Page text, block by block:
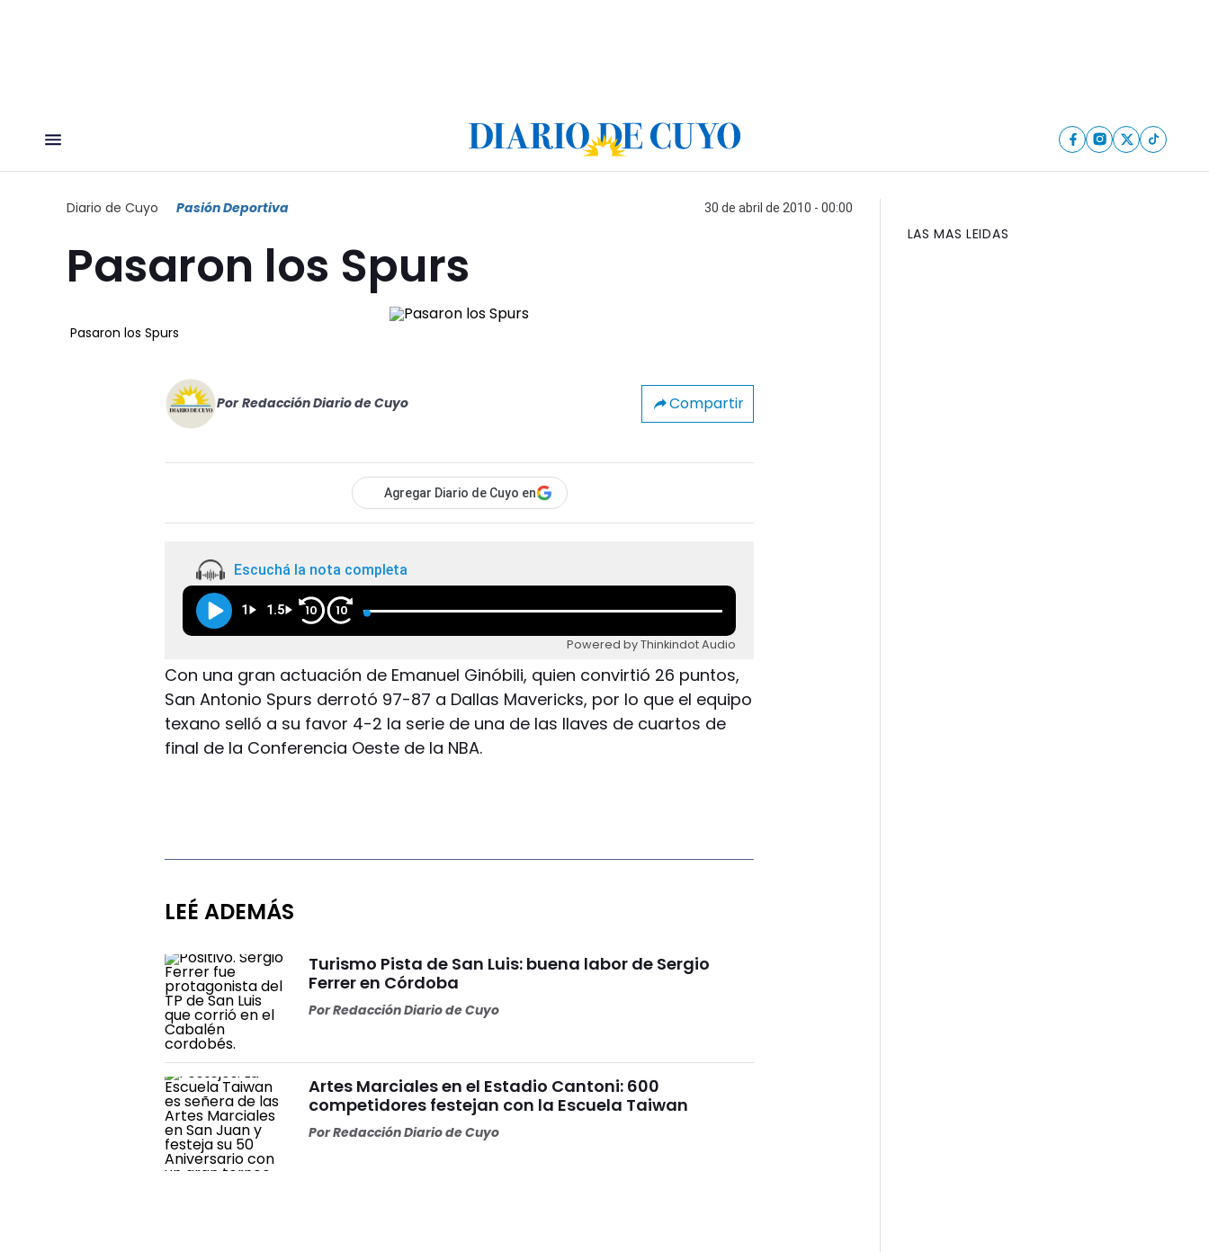
Diario de Cuyo Pasión Deportiva 30 de abril de 2010 - 00:00
Pasaron los Spurs
Pasaron los Spurs
Por Redacción Diario de Cuyo Compartir
Agregar Diario de Cuyo en
Escuchá la nota completa
1 1.5 10 10
Powered by Thinkindot Audio
Con una gran actuación de Emanuel Ginóbili, quien convirtió 26 puntos,
San Antonio Spurs derrotó 97-87 a Dallas Mavericks, por lo que el equipo
texano selló a su favor 4-2 la serie de una de las llaves de cuartos de
final de la Conferencia Oeste de la NBA.
LEÉ ADEMÁS
Turismo Pista de San Luis: buena labor de Sergio
Ferrer en Córdoba
PorRedacción Diario de Cuyo
Artes Marciales en el Estadio Cantoni: 600
competidores festejan con la Escuela Taiwan
PorRedacción Diario de Cuyo
LAS MAS LEIDAS